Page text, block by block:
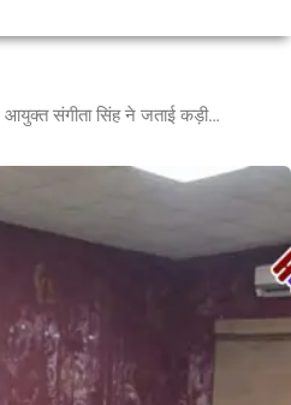
1100 नोशनल इंक्रीमेंट मामले लंबित, आयुक्त संगीता सिंह ने जताई कड़ी नाराज़गी